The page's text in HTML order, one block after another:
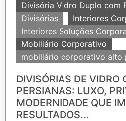
Divisória Vidro Duplo com
Divisórias
Interiores
Interiores Soluções
Mobiliário Corporativo
mobiliário corporativo alto
DIVISÓRIAS DE VIDRO
PERSIANAS: LUXO,
MODERNIDADE QUE
RESULTADOS...